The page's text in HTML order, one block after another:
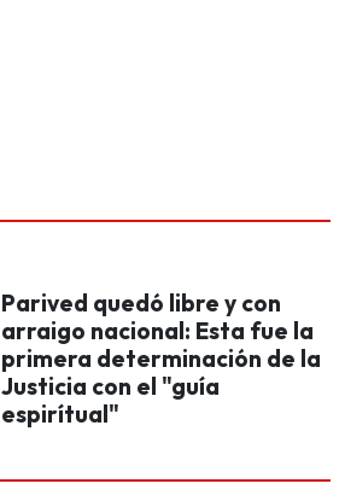
Parived quedó libre y con
arraigo nacional: Esta fue la
primera determinación de la
Justicia con el "guía
espirítual"